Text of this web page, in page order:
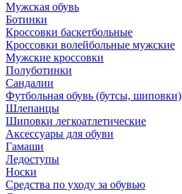
Мужская обувь
Ботинки
Кроссовки баскетбольные
Кроссовки волейбольные мужские
Мужские кроссовки
Полуботинки
Сандалии
Футбольная обувь (бутсы, шиповки)
Шлепанцы
Шиповки легкоатлетические
Аксессуары для обуви
Гамаши
Ледоступы
Носки
Средства по уходу за обувью